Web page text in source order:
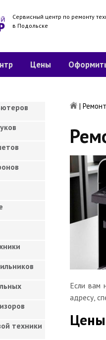
Сервисный центр по ремонту
в Подольске
Цены
|
Если вам
адресу,
техники